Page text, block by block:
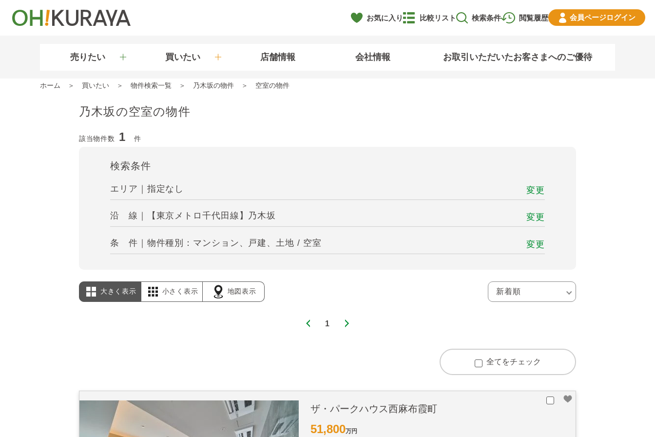
お気に入り 閲覧履歴
比較リスト 検索条件 会員ページログイン
売りたい 買いたい 店舗情報 会社情報 お取引いただいたお客さまへのご優待
ホーム 買いたい 物件検索一覧 乃木坂の物件 空室の物件
乃木坂の空室の物件
該当物件数 1 件
検索条件
エリア｜指定なし 変更
沿 線｜【東京メトロ千代田線】乃木坂 変更
条 件｜物件種別：マンション、戸建、土地 / 空室 変更
大きく表示 小さく表示 地図表示
1
全てをチェック
ザ・パークハウス西麻布霞町
51,800万円